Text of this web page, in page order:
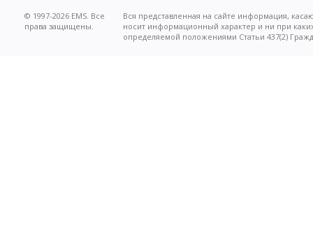
© 1997-2026 EMS. Все
права защищены.
Вся представленная на сайте информация,
носит информационный характер и ни при
определяемой положениями Статьи 437(2)